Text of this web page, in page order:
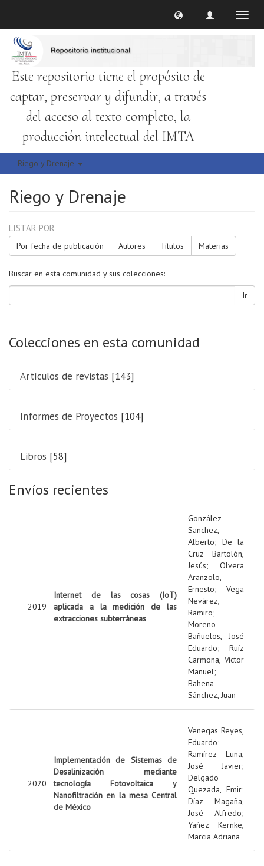
Este repositorio tiene el propósito de
captar, preservar y difundir, a través
del acceso al texto completo, la
producción intelectual del IMTA
Riego y Drenaje
Riego y Drenaje
LISTAR POR
Por fecha de publicación Autores Títulos Materias
Buscar en esta comunidad y sus colecciones:
Ir
Colecciones en esta comunidad
Artículos de revistas [143]
Informes de Proyectos [104]
Libros [58]
Envíos recientes
2019
Internet de las cosas (IoT)
aplicada a la medición de las
extracciones subterráneas
González
Sanchez,
Alberto; De la
Cruz Bartolón,
Jesús; Olvera
Aranzolo,
Ernesto; Vega
Nevárez,
Ramiro;
Moreno
Bañuelos, José
Eduardo; Ruíz
Carmona, Víctor
Manuel;
Bahena
Sánchez, Juan
2020
Implementación de Sistemas de
Desalinización mediante
tecnología Fotovoltaica y
Nanofiltración en la mesa Central
de México
Venegas Reyes,
Eduardo;
Ramírez Luna,
José Javier;
Delgado
Quezada, Emir;
Díaz Magaña,
José Alfredo;
Yañez Kernke,
Marcia Adriana